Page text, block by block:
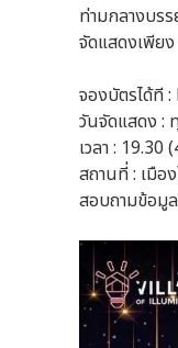
ท่ามกลางบร
จัดแสดงเพีย
จองบัตรได้ที
วันจัดแสดง :
เวลา :
สถานที่ : เมือ
สอบถามข้อมู